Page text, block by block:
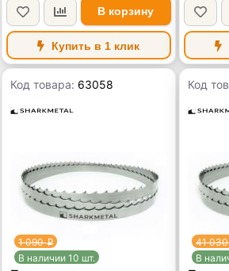
В корзину
Купить в 1 клик
Код товара: 63058
1 090p
В наличии 10 шт.
Код
41
В